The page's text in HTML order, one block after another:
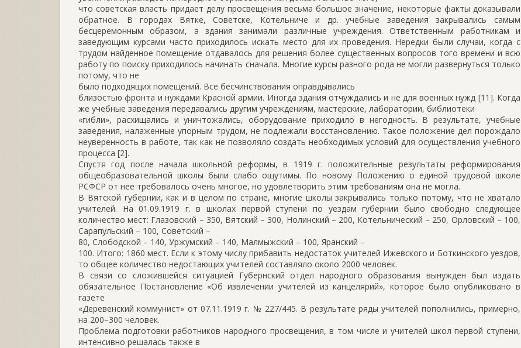
что советская власть придает делу просвещения весьма большое значение, некоторые факты доказывали
обратное. В городах Вятке, Советске, Котельниче и др. учебные заведения закрывались самым
бесцеремонным образом, а здания занимали различные учреждения. Ответственным работникам и
заведующим курсами часто приходилось искать место для их проведения. Нередки были случаи, когда с
трудом найденное помещение отдавалось для решения более существенных вопросов того времени и всю
работу по поиску приходилось начинать сначала. Многие курсы разного рода не могли развернуться только
потому, что не
было подходящих помещений. Все бесчинствования оправдывались
близостью фронта и нуждами Красной армии. Иногда здания отчуждались и не для военных нужд [11]. Когда
же учебные заведения передавались другим учреждениям, мастерские, лаборатории, библиотеки
«гибли», расхищались и уничтожались, оборудование приходило в негодность. В результате, учебные
заведения, налаженные упорным трудом, не подлежали восстановлению. Такое положение дел порождало
неуверенность в работе, так как не позволяло создать необходимых условий для осуществления учебного
процесса [2].
Спустя год после начала школьной реформы, в 1919 г. положительные результаты реформирования
общеобразовательной школы были слабо ощутимы. По новому Положению о единой трудовой школе
РСФСР от нее требовалось очень многое, но удовлетворить этим требованиям она не могла.
В Вятской губернии, как и в целом по стране, многие школы закрывались только потому, что не хватало
учителей. На 01.09.1919 г. в школах первой ступени по уездам губернии было свободно следующее
количество мест: Глазовский – 350, Вятский – 300, Нолинский – 200, Котельнический – 250, Орловский – 100,
Сарапульский – 100, Советский –
80, Слободской – 140, Уржумский – 140, Малмыжский – 100, Яранский –
100. Итого: 1860 мест. Если к этому числу прибавить недостаток учителей Ижевского и Боткинского уездов,
то общее количество недостающих учителей составляло около 2000 человек.
В связи со сложившейся ситуацией Губернский отдел народного образования вынужден был издать
обязательное Постановление «Об извлечении учителей из канцелярий», которое было опубликовано в
газете
«Деревенский коммунист» от 07.11.1919 г. № 227/445. В результате ряды учителей пополнились, примерно,
на 200–300 человек.
Проблема подготовки работников народного просвещения, в том числе и учителей школ первой ступени,
интенсивно решалась также в